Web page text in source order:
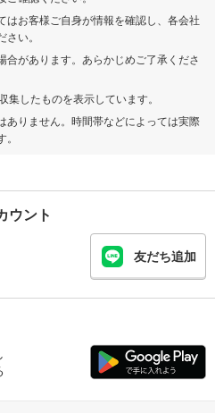
はお客様ご自身が情報を確認し、各会社
い。
があります。あらかじめご了承くださ
したものを表示しています。
ありません。時間帯などによっては実際
ウント
友だち追加